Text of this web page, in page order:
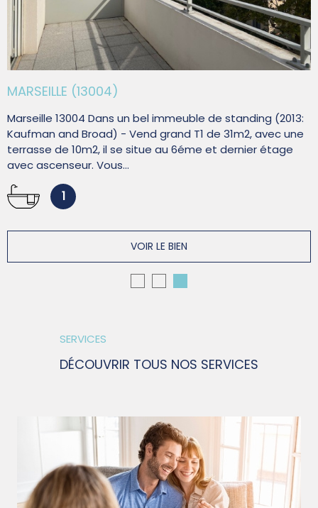
MARSEILLE (13004)
Marseille 13004 Dans un bel immeuble de standing (2013:
Kaufman and Broad) - Vend grand T1 de 31m2, avec une
terrasse de 10m2, il se situe au 6éme et dernier étage
avec ascenseur. Vous...
1
VOIR LE BIEN
SERVICES
DÉCOUVRIR TOUS NOS SERVICES